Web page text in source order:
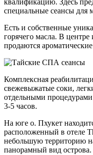
квалификацию. Здесь
специальные сеансы для
Есть и собственные
горячего масла. В центре
продаются
Комплексная
свежевыжатые соки,
отдельными
3-5 часов.
На юге о. Пхукет
расположенный в отеле
небольшую территорию
панорамный вид